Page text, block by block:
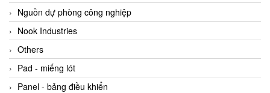
Bei Sensor
Beijer
Beinlich-pumps
Beka
BEKO
Nguồn dự phòng công nghiệp
Nook Industries
Others
Pad - miếng lót
Panel - bảng điều khiển